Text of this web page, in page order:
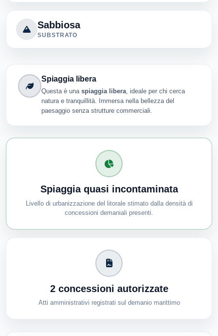
Sabbiosa
SUBSTRATO
Spiaggia libera
Questa è una spiaggia libera, ideale per chi cerca
natura e tranquillità. Immersa nella bellezza del
paesaggio senza strutture commerciali.
Spiaggia quasi incontaminata
Livello di urbanizzazione del litorale stimato dalla densità di
concessioni demaniali presenti.
2 concessioni autorizzate
Atti amministrativi registrati sul demanio marittimo